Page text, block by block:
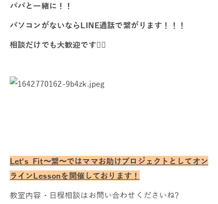
パパと一緒に！！
パソコンがないならLINE通話で繋がります！！！
相談だけでも大歓迎です♡⃛
Let's Fit〜繋〜ではママお助けプロジェクトとしてオン
ラインLessonを開催しております！
教室内容・日程相談はお問い合わせくださいね?